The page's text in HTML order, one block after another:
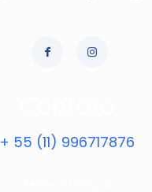
+ 55 (11) 996717876